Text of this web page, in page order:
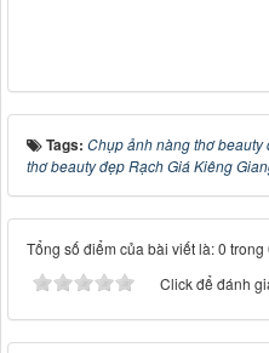
Tags: Chụp ảnh nàng thơ beauty
thơ beauty đẹp Rạch Giá Kiêng
Tổng số điểm của bài viết là: 0 trong
Click để đánh